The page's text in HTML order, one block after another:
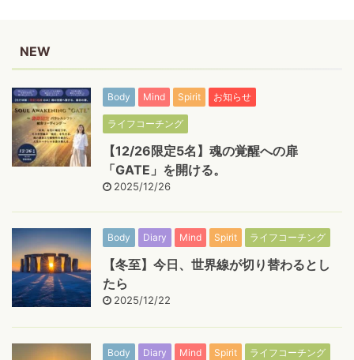
NEW
Body Mind Spirit お知らせ
ライフコーチング
【12/26限定5名】魂の覚醒への扉
「GATE」を開ける。
2025/12/26
Body Diary Mind Spirit ライフコーチング
【冬至】今日、世界線が切り替わるとし
たら
2025/12/22
Body Diary Mind Spirit ライフコーチング